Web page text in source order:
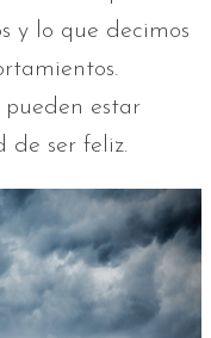
y lo que decimos
pueden estar
de ser feliz.